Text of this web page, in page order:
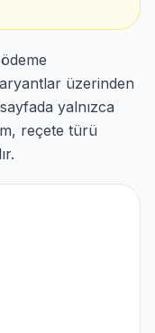
üzerinden
yalnızca
reçete türü